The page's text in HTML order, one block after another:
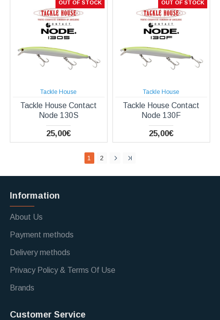
OUT OF STOCK
Tackle House
Tackle House Contact
Node 130S
25,00€
OUT OF STOCK
Tackle House
Tackle House Contact
Node 130F
25,00€
1 2
Information
About Us
Payment methods
Delivery methods
Privacy Policy & Terms Of Use
Brands
Customer Service